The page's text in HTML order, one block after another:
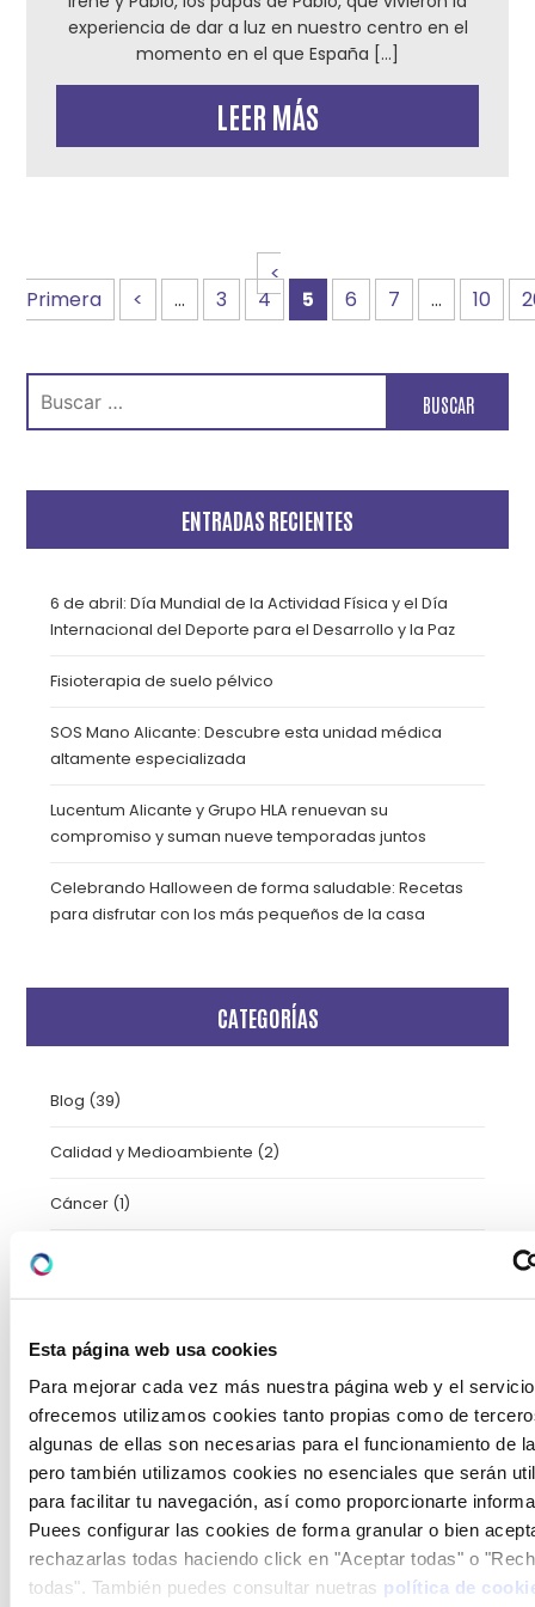
Esta página web usa cookies
Para mejorar cada vez más nuestra página web y el
ofrecemos utilizamos cookies tanto propias como de
algunas de ellas son necesarias para el funcionamiento de
pero también utilizamos cookies no esenciales que serán
para facilitar tu navegación, así como proporcionarte
Puees configurar las cookies de forma granular o bien
rechazarlas todas haciendo click en "Aceptar todas" o
todas". También puedes consultar nuetras política de
experiencia de dar a luz en nuestro centro en el
momento en el que España […]
LEER MÁS
<
Primera
< ... 3 4 5 6 7 ... 10
Buscar:
ENTRADAS RECIENTES
6 de abril: Día Mundial de la Actividad Física y el Día
Internacional del Deporte para el Desarrollo y la Paz
Fisioterapia de suelo pélvico
SOS Mano Alicante: Descubre esta unidad médica
altamente especializada
Lucentum Alicante y Grupo HLA renuevan su
compromiso y suman nueve temporadas juntos
Celebrando Halloween de forma saludable: Recetas
para disfrutar con los más pequeños de la casa
CATEGORÍAS
Blog (39)
Calidad y Medioambiente (2)
Cáncer (1)
Cardiología
cirugia(39)
Consejos de salud capilar, dermatología y estética
Dermatología(22)
Enfermería
Farmacia Hospitalaria(1)
Fisioterapia y Rehabilitación(17)